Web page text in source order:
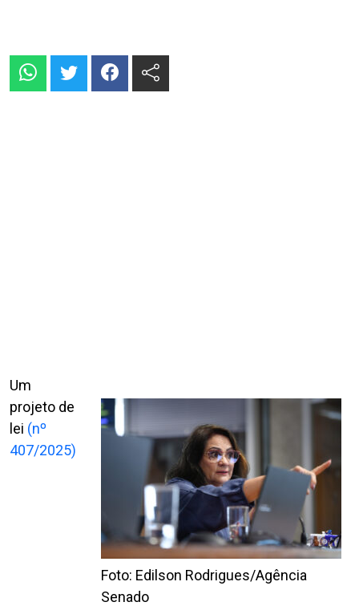
Foto: Edilson Rodrigues/Agência
Senado
Um
projeto de
lei (nº
407/2025)